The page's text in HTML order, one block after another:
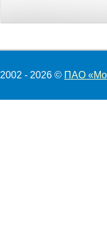
2002 - 2026 © ПАО